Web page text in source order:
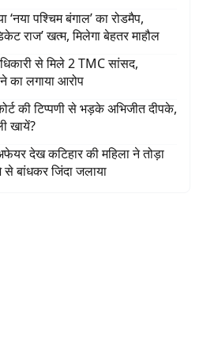
‘नया पश्चिम बंगाल’ का रोडमैप,
राज’ खत्म, मिलेगा बेहतर माहौल
से मिले 2 TMC सांसद,
का लगाया आरोप
की टिप्पणी से भड़के अभिजीत दीपके,
खायें?
देख कटिहार की महिला ने तोड़ा
बांधकर जिंदा जलाया